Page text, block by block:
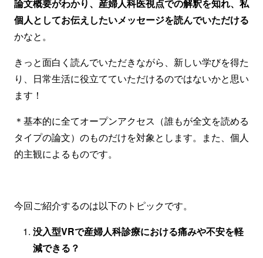
論文概要がわかり、産婦人科医視点での解釈を知れ、私
個人としてお伝えしたいメッセージを読んでいただける
かなと。
きっと面白く読んでいただきながら、新しい学びを得た
り、日常生活に役立てていただけるのではないかと思い
ます！
＊基本的に全てオープンアクセス（誰もが全文を読める
タイプの論文）のものだけを対象とします。また、個人
的主観によるものです。
今回ご紹介するのは以下のトピックです。
没入型VRで産婦人科診療における痛みや不安を軽
減できる？